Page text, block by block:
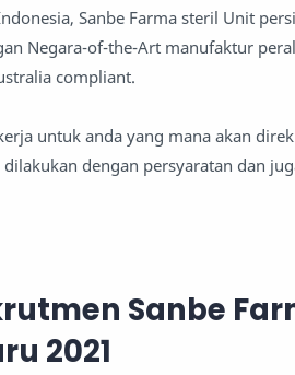
Sanbe Farma steril Unit
Negara-of-the-Art manufaktur
compliant.
untuk anda yang mana akan
dengan persyaratan dan
Sanbe
2021